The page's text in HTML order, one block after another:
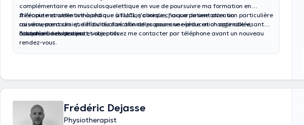
complémentaire en musculosquelettique en vue de poursuivre ma formation en
thérapie manuelle orthopédique à l'UCL, j'aborde chaque patient avec un
raisonnement clinique individualisé afin de proposer une prise en charge ciblée,
adaptée à ses besoins et objectifs.
A l'écoute et attentive à chaque situation clinique, j'accorde une attention particulière
au vécu, parcours et difficultés fonctionnelles pour une rééducation optimale visant
l'autonomie du patient.
Si souhait de votre part, vous pouvez me contacter par téléphone avant un nouveau
rendez-vous.
Frédéric Dejasse
Physiotherapist